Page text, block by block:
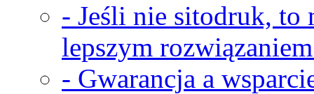
- Jeśli nie sitodruk, to
lepszym
- Gwarancja a